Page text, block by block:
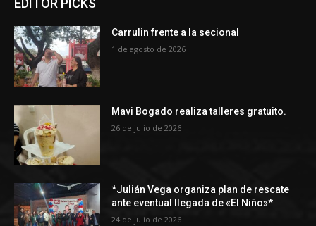
EDITOR PICKS
Carrulin frente a la secional
1 de agosto de 2026
Mavi Bogado realiza talleres gratuito.
26 de julio de 2026
*Julián Vega organiza plan de rescate
ante eventual llegada de «El Niño»*
24 de julio de 2026